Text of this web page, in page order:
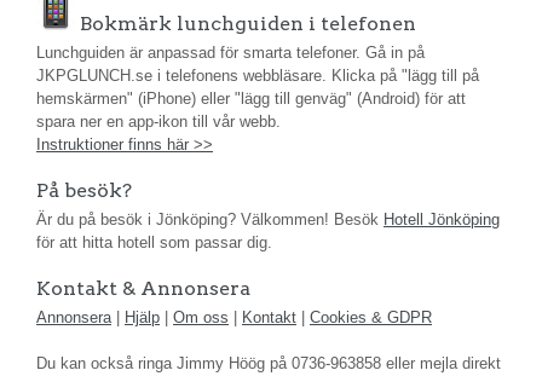
Bokmärk lunchguiden i telefonen
Lunchguiden är anpassad för smarta telefoner. Gå in på
JKPGLUNCH.se i telefonens webbläsare. Klicka på "lägg till på
hemskärmen" (iPhone) eller "lägg till genväg" (Android) för att
spara ner en app-ikon till vår webb.
Instruktioner finns här >>
På besök?
Är du på besök i Jönköping? Välkommen! Besök Hotell Jönköping
för att hitta hotell som passar dig.
Kontakt & Annonsera
Annonsera| Hjälp Om oss Kontakt Cookies & GDPR
Du kan också ringa Jimmy Höög på 0736-963858 eller mejla direkt